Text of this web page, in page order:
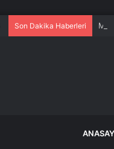
Son Dakika Haberleri